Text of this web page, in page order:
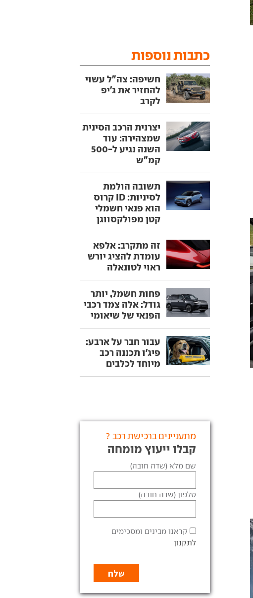
כתבות נוספות
חשיפה: צה"ל עשוי
להחזיר את ג'יפ
לקרב
יצרנית הרכב הסינית
שמצהירה: עוד
השנה נגיע ל-500
קמ"ש
תשובה הולמת
לסיניות: ID קרוס
הוא פנאי חשמלי
קטן מפולקסווגן
זה מתקרב: אלפא
עומדת להציג יורש
ראוי לטונאלה
פחות חשמל, יותר
גודל: אלה צמד רכבי
הפנאי של שיאומי
עבור חבר על ארבע:
פיג'ו תכננה רכב
מיוחד לכלבים
מתעניינים ברכישת רכב ?
קבלו ייעוץ מומחה
שם מלא (שדה חובה)
טלפון (שדה חובה)
קראנו מבינים ומסכימים
לתקנון